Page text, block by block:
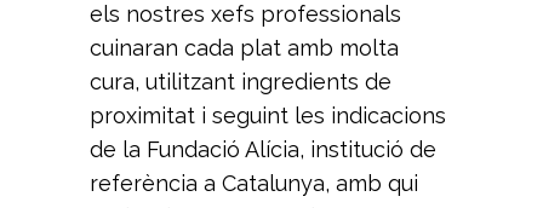
els nostres xefs professionals
cuinaran cada plat amb molta
cura, utilitzant ingredients de
proximitat i seguint les indicacions
de la Fundació Alícia, institució de
referència a Catalunya, amb qui